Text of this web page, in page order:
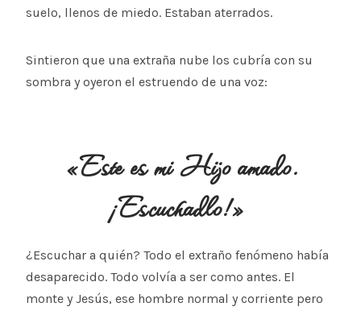
suelo, llenos de miedo. Estaban aterrados.
Sintieron que una extraña nube los cubría con su
sombra y oyeron el estruendo de una voz:
«Este es mi Hijo amado.
¡Escuchadlo!»
¿Escuchar a quién? Todo el extraño fenómeno había
desaparecido. Todo volvía a ser como antes. El
monte y Jesús, ese hombre normal y corriente pero